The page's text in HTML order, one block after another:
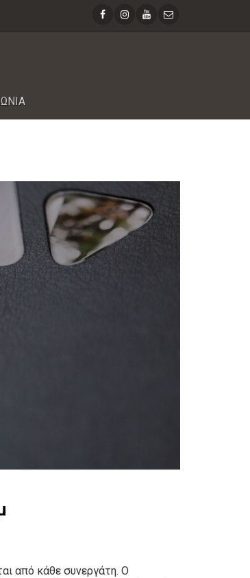
από κάθε συνεργάτη. Ο